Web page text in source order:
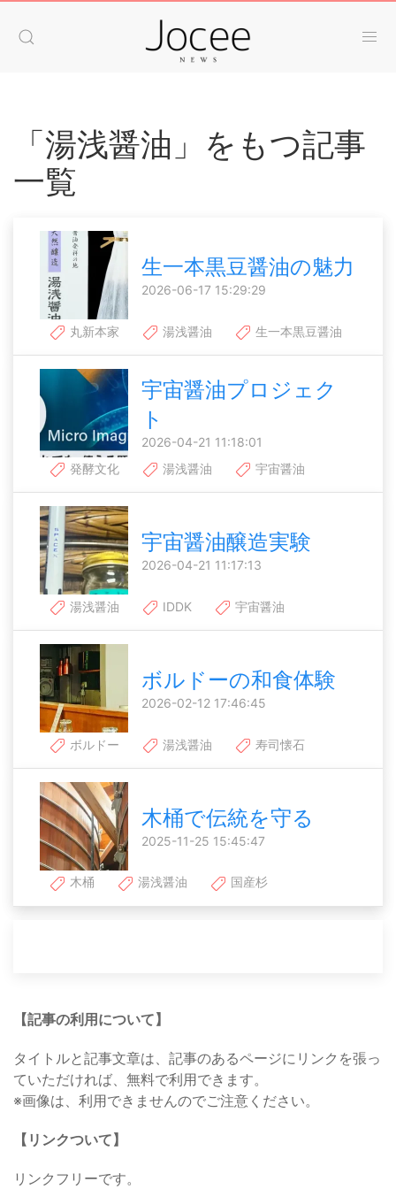
「湯浅醤油」をもつ記事
一覧
生一本黒豆醤油の魅力
2026-06-17 15:29:29
丸新本家 湯浅醤油 生一本黒豆醤油
宇宙醤油プロジェク
ト
2026-04-21 11:18:01
発酵文化
湯浅醤油 宇宙醤油
宇宙醤油醸造実験
2026-04-21 11:17:13
湯浅醤油 IDDK 宇宙醤油
ボルドーの和食体験
2026-02-12 17:46:45
ボルドー 湯浅醤油 寿司懐石
木桶で伝統を守る
2025-11-25 15:45:47
木桶 湯浅醤油 国産杉
【記事の利用について】
タイトルと記事文章は、記事のあるページにリンクを張っ
ていただければ、無料で利用できます。
※画像は、利用できませんのでご注意ください。
【リンクついて】
リンクフリーです。